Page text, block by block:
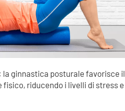
: la ginnastica posturale favorisce il
riducendo i livelli di stress e